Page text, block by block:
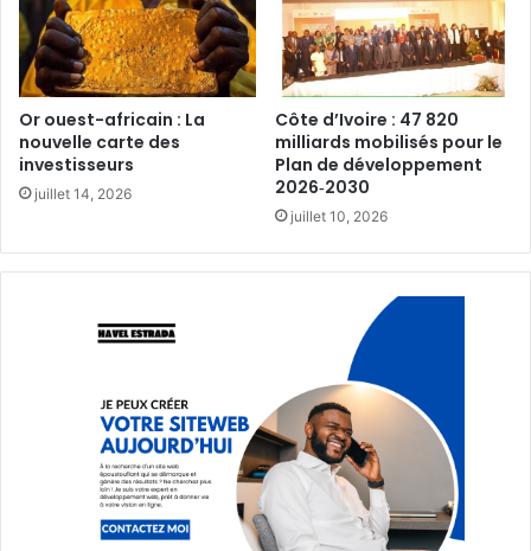
Or ouest-africain : La
nouvelle carte des
investisseurs‎
juillet 14, 2026
Côte d’Ivoire : 47 820
milliards mobilisés pour le
Plan de développement
2026‑2030‎
juillet 10, 2026